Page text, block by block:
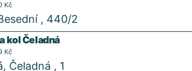
Kč
, 440/2
kol Čeladná
Kč
Čeladná , 1